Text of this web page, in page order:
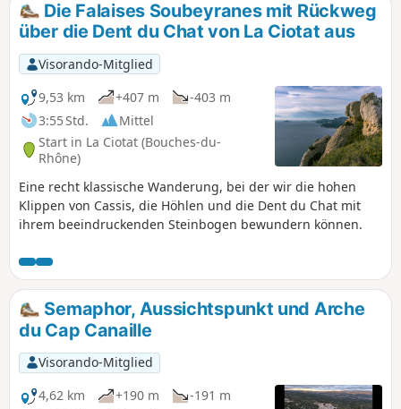
Die Falaises Soubeyranes mit Rückweg
über die Dent du Chat von La Ciotat aus
Visorando-Mitglied
9,53 km
+407 m
-403 m
3:55 Std.
Mittel
Start in La Ciotat (Bouches-du-
Rhône)
Eine recht klassische Wanderung, bei der wir die hohen
Klippen von Cassis, die Höhlen und die Dent du Chat mit
ihrem beeindruckenden Steinbogen bewundern können.
Semaphor, Aussichtspunkt und Arche
du Cap Canaille
Visorando-Mitglied
4,62 km
+190 m
-191 m